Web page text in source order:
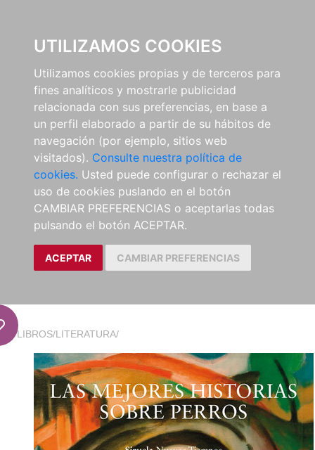
UTILIZAMOS COOKIES
Utilizamos cookies propias y de terceros para
fines analíticos y mostrarle publicidad
relacionada con sus preferencias, en base a
un perfil elaborado a partir de su hábitos de
navegación (por ejemplo, sitios web
visitados). Consulte nuestra política de
cookies. Usted puede configurar o rechazar el
uso de cookies puslando en el botón
CAMBIAR PREFERENCIAS o aceptarlas todas
pulsando el botón ACEPTAR.
ACEPTAR CAMBIAR PREFERENCIAS
LIBROS/LITERATURA/